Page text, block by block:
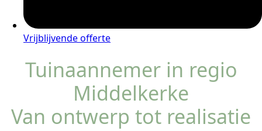
Vrijblijvende offerte
Tuinaannemer in regio
Middelkerke
Van ontwerp tot realisatie